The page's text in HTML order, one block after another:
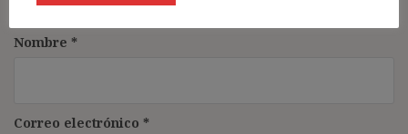
Nombre *
Correo electrónico *